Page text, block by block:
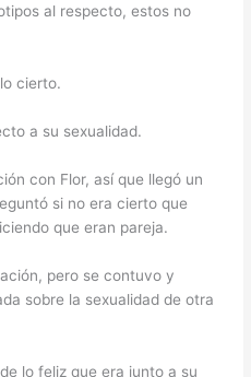
al respecto, estos no
cierto.
a su sexualidad.
con Flor, así que llegó un
si no era cierto que
que eran pareja.
pero se contuvo y
sobre la sexualidad de otra
lo feliz que era junto a su